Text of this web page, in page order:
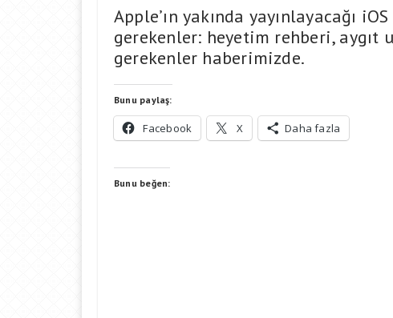
Apple’ın yakında yayınlayacağı
gerekenler: heyetim rehberi,
gerekenler haberimizde.
Bunu paylaş:
Facebook X Daha fazla
Bunu beğen: